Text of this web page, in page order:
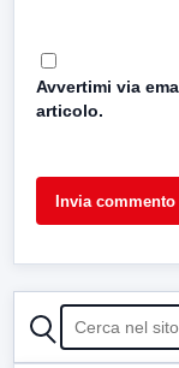
Avvertimi via
articolo.
CERCA